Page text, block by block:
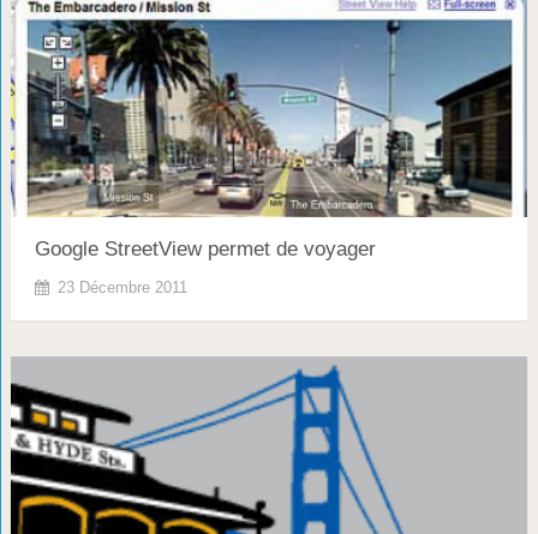
Google StreetView permet de voyager
23 Décembre 2011